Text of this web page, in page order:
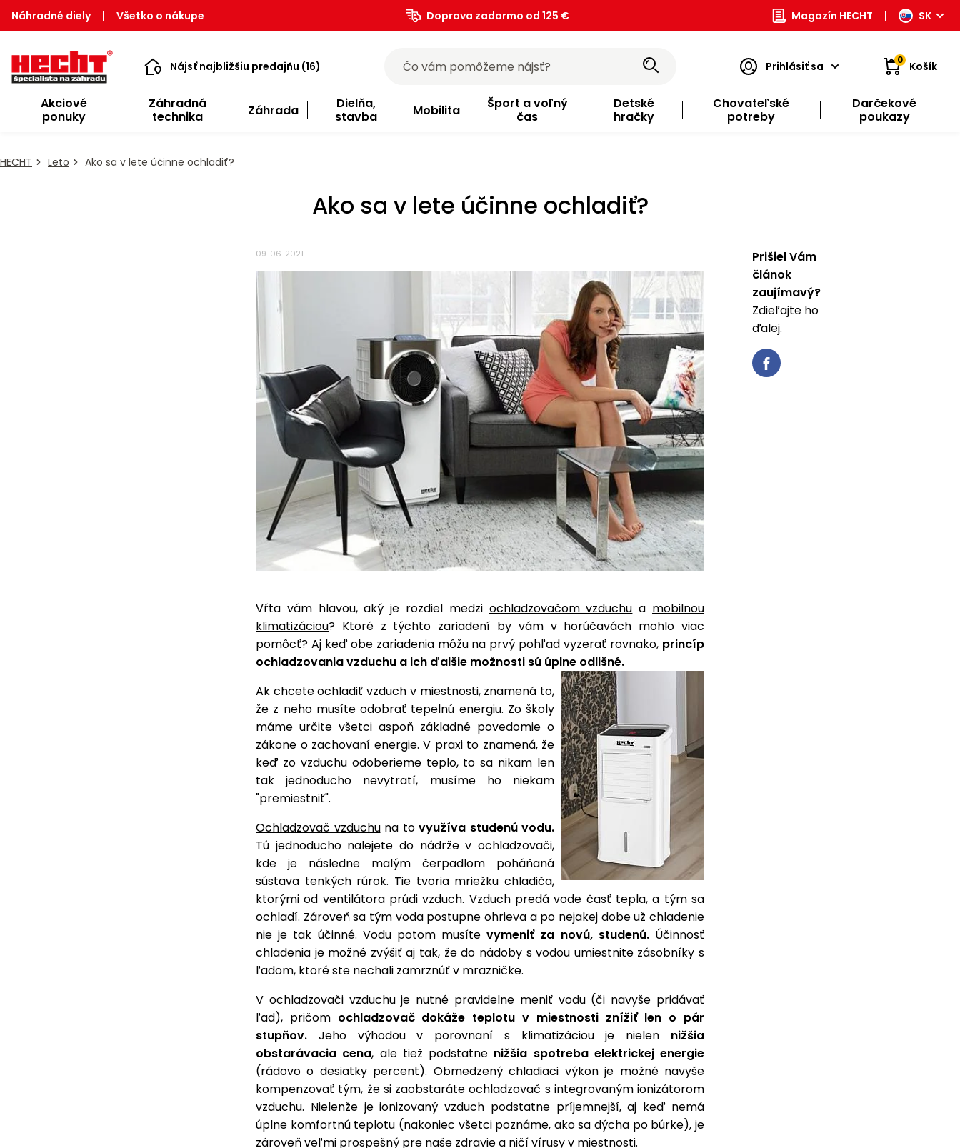
Náhradné diely | Všetko o nákupe Doprava zadarmo od 125 € Magazín HECHT | SK
Nájsť najbližšiu predajňu (16) Prihlásiť sa 0 Košík
Akciové
ponuky
Záhradná
technika
Záhrada
Dielňa,
stavba
Mobilita
Šport a voľný
čas
Detské
hračky
Chovateľské
potreby
Darčekové
poukazy
HECHT Leto Ako sa v lete účinne ochladiť?
Ako sa v lete účinne ochladiť?
09. 06. 2021
Vŕta vám hlavou, aký je rozdiel medzi ochladzovačom vzduchu a mobilnou
klimatizáciou? Ktoré z týchto zariadení by vám v horúčavách mohlo viac
pomôcť? Aj keď obe zariadenia môžu na prvý pohľad vyzerať rovnako, princíp
ochladzovania vzduchu a ich ďalšie možnosti sú úplne odlišné.
Ak chcete ochladiť vzduch v miestnosti, znamená to,
že z neho musíte odobrať tepelnú energiu. Zo školy
máme určite všetci aspoň základné povedomie o
zákone o zachovaní energie. V praxi to znamená, že
keď zo vzduchu odoberieme teplo, to sa nikam len
tak jednoducho nevytratí, musíme ho niekam
"premiestniť".
Ochladzovač vzduchuna to využíva studenú vodu.
Tú jednoducho nalejete do nádrže v ochladzovači,
kde je následne malým čerpadlom poháňaná
sústava tenkých rúrok. Tie tvoria mriežku chladiča,
ktorými od ventilátora prúdi vzduch. Vzduch predá vode časť tepla, a tým sa
ochladí. Zároveň sa tým voda postupne ohrieva a po nejakej dobe už chladenie
nie je tak účinné. Vodu potom musítevymeniť za novú, studenú.Účinnosť
chladenia je možné zvýšiť aj tak, že do nádoby s vodou umiestnite zásobníky s
ľadom, ktoré ste nechali zamrznúť v mrazničke.
V ochladzovači vzduchu je nutné pravidelne meniť vodu (či navyše pridávať
ľad), pričom ochladzovač dokáže teplotu v miestnosti znížiť len o pár
stupňov. Jeho výhodou v porovnaní s klimatizáciou je nielen nižšia
obstarávacia cena, ale tiež podstatne nižšia spotreba elektrickej energie
(rádovo o desiatky percent). Obmedzený chladiaci výkon je možné navyše
kompenzovať tým, že si zaobstaráteochladzovač s integrovaným ionizátorom
vzduchu. Nielenže je ionizovaný vzduch podstatne príjemnejší, aj keď nemá
úplne komfortnú teplotu (nakoniec všetci poznáme, ako sa dýcha po búrke), je
zároveň veľmi prospešný pre naše zdravie a ničí vírusy v miestnosti.
Prišiel Vám
článok
zaujímavý?
Zdieľajte ho
ďalej.